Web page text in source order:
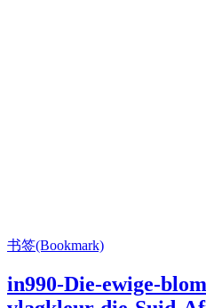
书签(Bookmark)
in990-Die-ewige-